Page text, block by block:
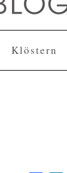
Klöstern